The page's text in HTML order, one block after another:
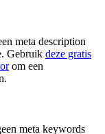
meta description
Gebruik deze gratis
om een
meta keywords